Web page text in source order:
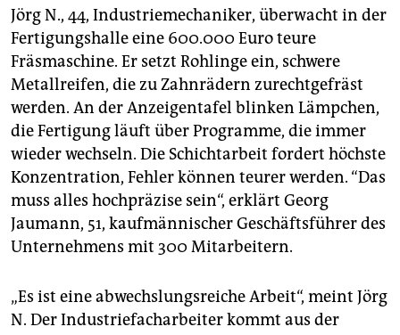
Jörg N., 44, Industriemechaniker, überwacht in der
Fertigungshalle eine 600.000 Euro teure
Fräsmaschine. Er setzt Rohlinge ein, schwere
Metallreifen, die zu Zahnrädern zurechtgefräst
werden. An der Anzeigentafel blinken Lämpchen,
die Fertigung läuft über Programme, die immer
wieder wechseln. Die Schichtarbeit fordert höchste
Konzentration, Fehler können teurer werden. “Das
muss alles hochpräzise sein“, erklärt Georg
Jaumann, 51, kaufmännischer Geschäftsführer des
Unternehmens mit 300 Mitarbeitern.
„Es ist eine abwechslungsreiche Arbeit“, meint Jörg
N. Der Industriefacharbeiter kommt aus der